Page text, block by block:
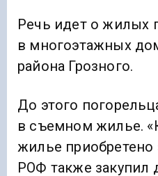
Речь идет о жилых
в многоэтажных
района Грозного.
До этого
в съемном жилье.
жилье приобретено
РОФ также закупил